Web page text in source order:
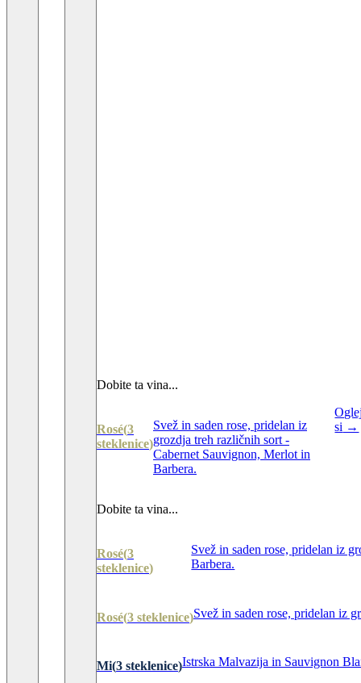
Dobite ta vina...
Rosé(3
steklenice)
Svež in saden rose, pridelan iz
grozdja treh različnih sort -
Cabernet Sauvignon, Merlot in
Barbera.
si →
Dobite ta vina...
Rosé(3
steklenice)
Svež in saden rose, pridelan iz
Barbera.
Rosé(3 steklenice)Svež in saden rose, pridelan iz
Mi(3 steklenice)Istrska Malvazija in Sauvignon